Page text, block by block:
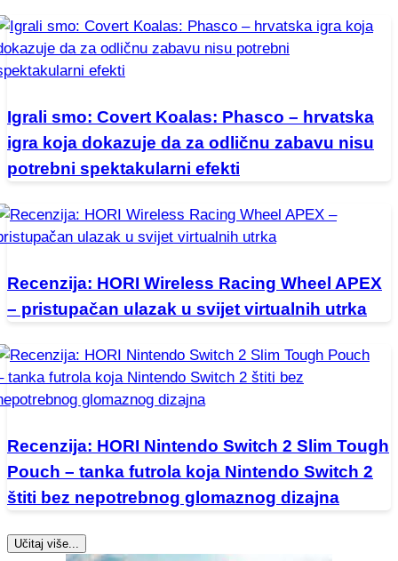
Igrali smo: Covert Koalas: Phasco – hrvatska
igra koja dokazuje da za odličnu zabavu nisu
potrebni spektakularni efekti
Recenzija: HORI Wireless Racing Wheel APEX
– pristupačan ulazak u svijet virtualnih utrka
Recenzija: HORI Nintendo Switch 2 Slim Tough
Pouch – tanka futrola koja Nintendo Switch 2
štiti bez nepotrebnog glomaznog dizajna
Učitaj više...